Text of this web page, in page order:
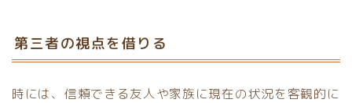
第三者の視点を借りる
時には、信頼できる友人や家族に現在の状況を客観的に